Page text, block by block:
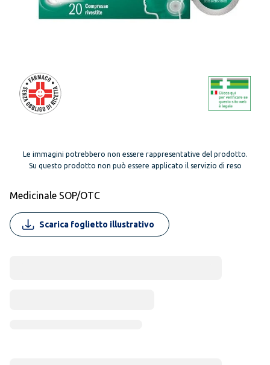
Le immagini potrebbero non essere rappresentative del prodotto.
Su questo prodotto non può essere applicato il servizio di reso
Medicinale SOP/OTC
Scarica foglietto illustrativo